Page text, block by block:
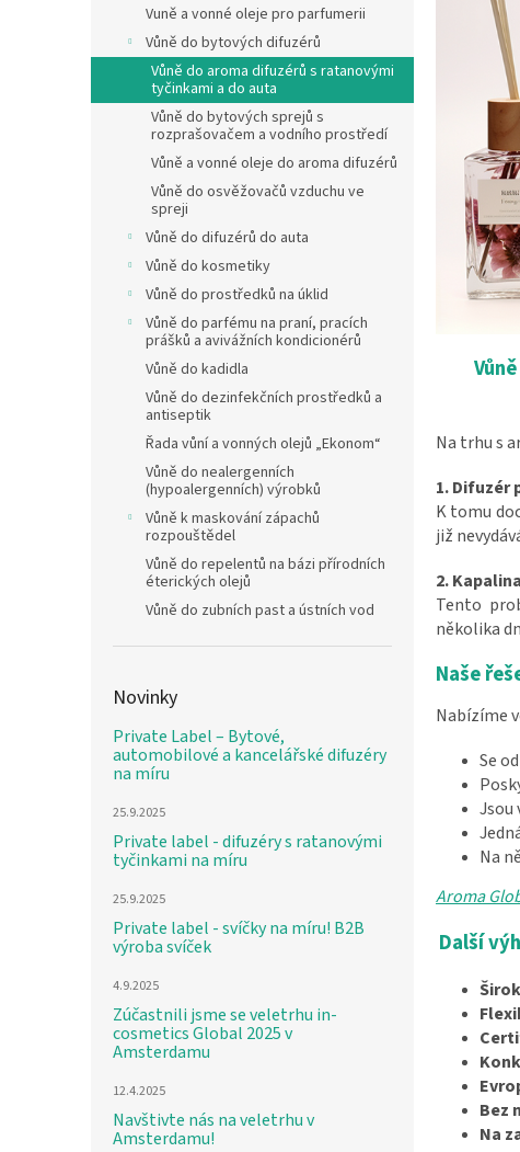
Vuně a vonné oleje pro parfumerii
Vůně do bytových difuzérů
Vůně do aroma difuzérů s ratanovými
tyčinkami a do auta
Vůně do bytových sprejů s
rozprašovačem a vodního prostředí
Vůně a vonné oleje do aroma difuzérů
Vůně do osvěžovačů vzduchu ve
spreji
Vůně do difuzérů do auta
Vůně do kosmetiky
Vůně do prostředků na úklid
Vůně do parfému na praní, pracích
prášků a avivážních kondicionérů
Vůně do kadidla
Vůně do dezinfekčních prostředků a
antiseptik
Řada vůní a vonných olejů „Ekonom“
Vůně do nealergenních
(hypoalergenních) výrobků
Vůně k maskování zápachů
rozpouštědel
Vůně do repelentů na bázi přírodních
éterických olejů
Vůně do zubních past a ústních vod
Novinky
Private Label – Bytové,
automobilové a kancelářské difuzéry
na míru
25.9.2025
Private label - difuzéry s ratanovými
tyčinkami na míru
25.9.2025
Private label - svíčky na míru! B2B
výroba svíček
4.9.2025
Zúčastnili jsme se veletrhu in-
cosmetics Global 2025 v
Amsterdamu
12.4.2025
Navštivte nás na veletrhu v
Amsterdamu!
Na trhu s
1. Difuzér
K tomu
již
2.
Tento
několika
Naše
Nabízíme
Se
Jsou
Na
Aroma
Další
Bez
Na